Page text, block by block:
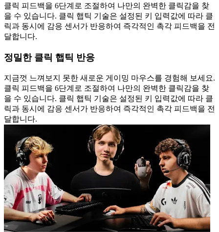
클릭 피드백을 6단계로 조절하여 나만의 완벽한 클릭감을 찾
을 수 있습니다. 클릭 햅틱 기술은 설정된 키 입력값에 따라 클
릭과 동시에 감응 센서가 반응하여 즉각적인 촉각 피드백을 전
달합니다.
정밀한 클릭 햅틱 반응
지금껏 느껴보지 못한 새로운 게이밍 마우스를 경험해 보세요.
클릭 피드백을 6단계로 조절하여 나만의 완벽한 클릭감을 찾
을 수 있습니다. 클릭 햅틱 기술은 설정된 키 입력값에 따라 클
릭과 동시에 감응 센서가 반응하여 즉각적인 촉각 피드백을 전
달합니다.